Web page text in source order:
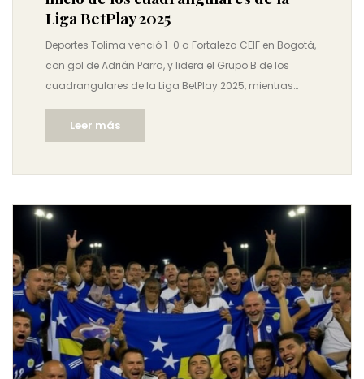
Liga BetPlay 2025
Deportes Tolima venció 1-0 a Fortaleza CEIF en Bogotá,
con gol de Adrián Parra, y lidera el Grupo B de los
cuadrangulares de la Liga BetPlay 2025, mientras
Fortaleza se hunde tras su debut en la fase final.
Leer más